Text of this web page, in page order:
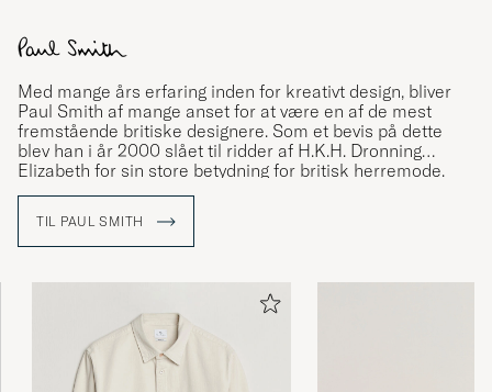
Med mange års erfaring inden for kreativt design, bliver
Paul Smith af mange anset for at være en af de mest
fremstående britiske designere. Som et bevis på dette
blev han i år 2000 slået til ridder af H.K.H. Dronning
Elizabeth for sin store betydning for britisk herremode.
hospitalet i et stykke tid. Her blev han venner med flere
personer, som trak ham i retning mod en kreativ karriere.
musikere som Warhol og The Rolling Stones, besluttede
Paul sig for at blive designer og således blev dette
byggestenen for varemærket Paul Smith. I 1970 åbnede
Paul sin første butik og i 1976 blev den første
egendesignede Paul Smith kollektion præsenteret.
TIL PAUL SMITH